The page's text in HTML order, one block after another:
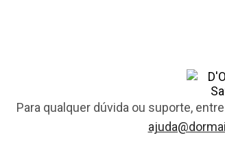
Para qualquer dúvida ou suporte,